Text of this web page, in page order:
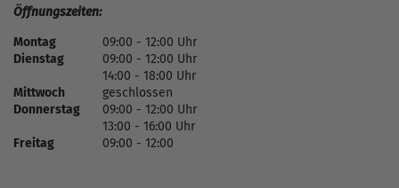
Öffnungszeiten:
Montag
09:00 - 12:00 Uhr
Dienstag
09:00 - 12:00 Uhr
14:00 - 18:00 Uhr
Mittwoch
geschlossen
Donnerstag
09:00 - 12:00 Uhr
13:00 - 16:00 Uhr
Freitag
09:00 - 12:00